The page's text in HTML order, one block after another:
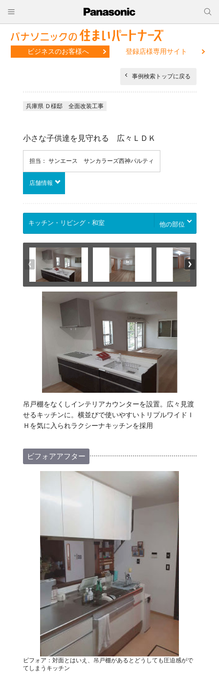
ビジネスのお客様へ 登録店様専用サイト
事例検索トップに戻る
兵庫県 Ｄ様邸 全面改装工事
小さな子供達を見守れる 広々ＬＤＫ
担当： サンエース サンカラーズ西神パルティ
店舗情報
他の部位
吊戸棚をなくしインテリアカウンターを設置。広々見渡
せるキッチンに。横並びで使いやすいトリプルワイドＩ
Ｈを気に入られラクシーナキッチンを採用
ビフォアアフター
ビフォア：対面とはいえ、吊戸棚があるとどうしても圧迫感がで
てしまうキッチン